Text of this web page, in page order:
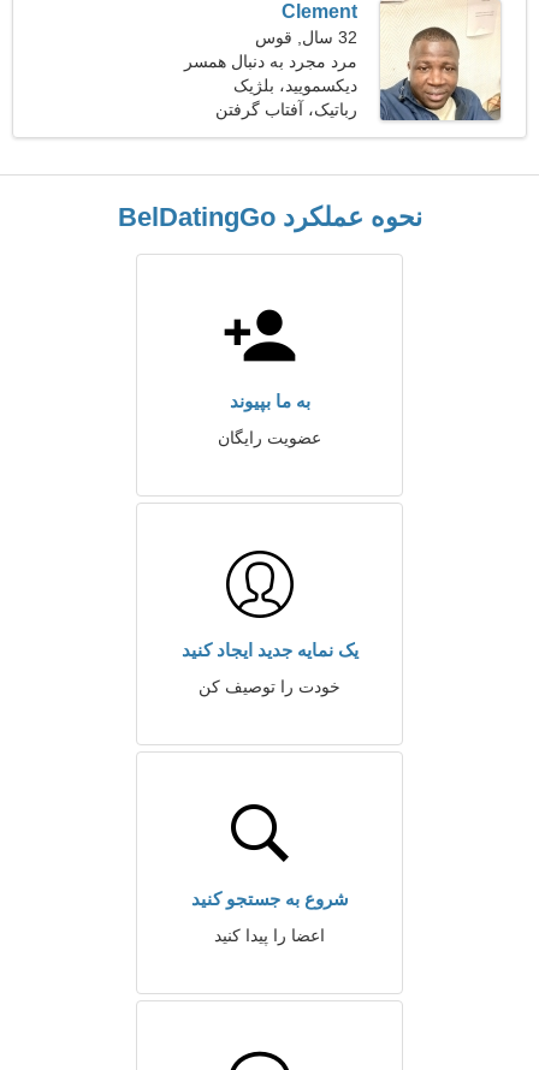
Clement
32 سال, قوس
مرد مجرد به دنبال همسر
دیکسمویید، بلژیک
رباتیک، آفتاب گرفتن
نحوه عملکرد BelDatingGo
به ما بپیوند
عضویت رایگان
یک نمایه جدید ایجاد کنید
خودت را توصیف کن
شروع به جستجو کنید
اعضا را پیدا کنید